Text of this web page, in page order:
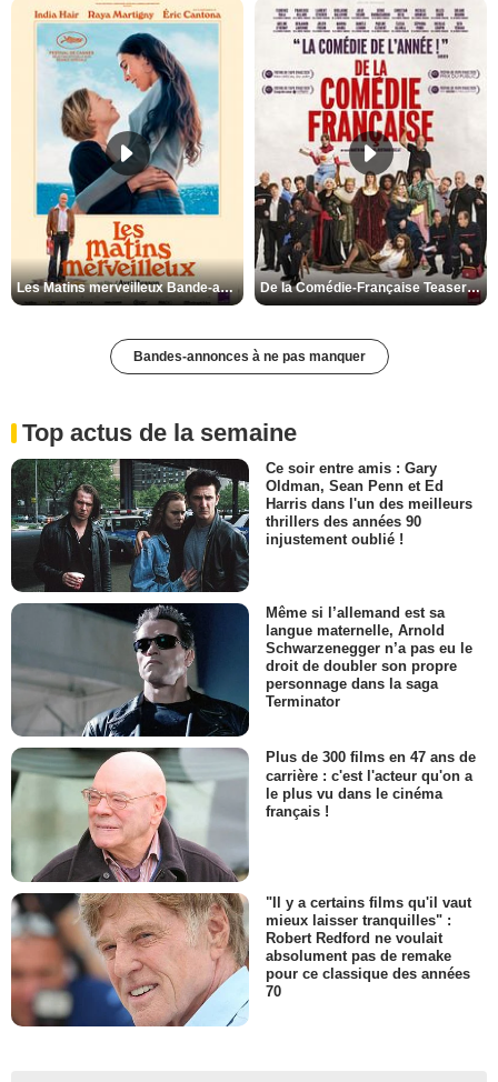
Les Matins merveilleux Bande-annonce VF De la Comédie-Française Teaser VF
Bandes-annonces à ne pas manquer
Top actus de la semaine
Ce soir entre amis : Gary
Oldman, Sean Penn et Ed
Harris dans l'un des meilleurs
thrillers des années 90
injustement oublié !
Même si l’allemand est sa
langue maternelle, Arnold
Schwarzenegger n’a pas eu le
droit de doubler son propre
personnage dans la saga
Terminator
Plus de 300 films en 47 ans de
carrière : c'est l'acteur qu'on a
le plus vu dans le cinéma
français !
"Il y a certains films qu'il vaut
mieux laisser tranquilles" :
Robert Redford ne voulait
absolument pas de remake
pour ce classique des années
70